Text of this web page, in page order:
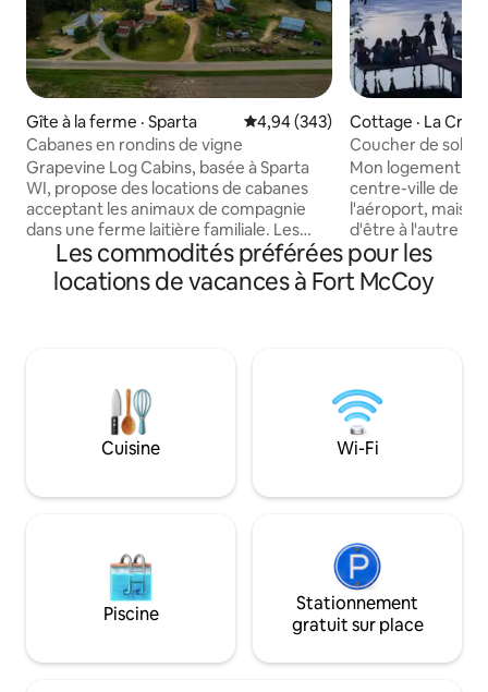
Gîte à la ferme · Sparta Note moyenne de 4,94 sur 5,
4,94 (343)
Cabanes en rondins de vigne
Grapevine Log Cabins, basée à Sparta
WI, propose des locations de cabanes
acceptant les animaux de compagnie
dans une ferme laitière familiale. Les
équipements et les activités
comprennent : un sentier pédestre, une
piste cyclable, des vaches au pâturage,
fournis. Les activités à proximité
comprennent : canoë-kayak, pêche, 4
roues, antiquités et superbes sites
pittoresques. Politique relative aux
compagnie peuvent séjourner avec
Cottage · La
Coucher de soleil
Mon logement
centre-ville de La
l'aéroport, mais
d'être à l'autre
allez adorer mon
tranquillité, mais
Toutes les
Mon logement
personnes ou un
liste complète
disponible, mais
cafetière filtre, et
Les commodités préférées pour les
locations de vacances à Fort McCoy
Cuisine Wi-Fi
Piscine
Stationnement
gratuit sur place